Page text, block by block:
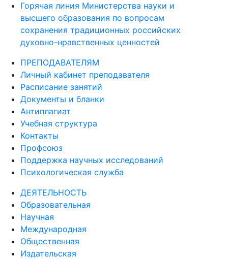
Горячая линия Министерства науки и
высшего образования по вопросам
сохранения традиционных российских
духовно-нравственных ценностей
ПРЕПОДАВАТЕЛЯМ
Личный кабинет преподавателя
Расписание занятий
Документы и бланки
Антиплагиат
Учебная структура
Контакты
Профсоюз
Поддержка научных исследований
Психологическая служба
ДЕЯТЕЛЬНОСТЬ
Образовательная
Научная
Международная
Общественная
Издательская